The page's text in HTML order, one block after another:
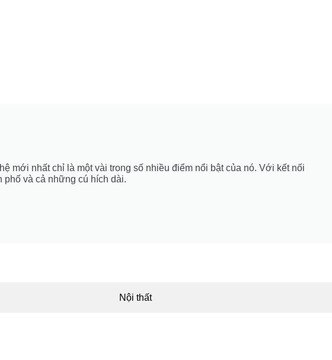
mới nhất chỉ là một vài trong số nhiều điểm nổi bật của nó. Với kết nối
phố và cả những cú hích dài.
Nội thất